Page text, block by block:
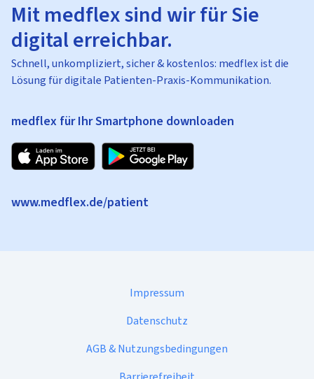
Mit medflex sind wir für Sie
digital erreichbar.
Schnell, unkompliziert, sicher & kostenlos: medflex ist die
Lösung für digitale Patienten-Praxis-Kommunikation.
medflex für Ihr Smartphone downloaden
www.medflex.de/patient
Impressum
Datenschutz
AGB & Nutzungsbedingungen